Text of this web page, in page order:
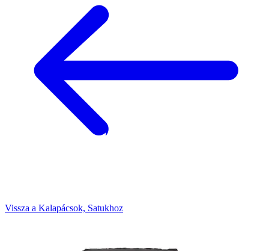
Vissza a Kalapácsok, Satukhoz